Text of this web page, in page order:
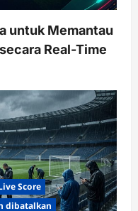
untuk Memantau
Real-Time
Score
dibatalkan